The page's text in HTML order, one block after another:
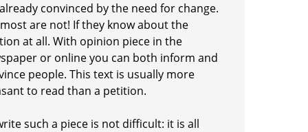
convinced by the need for change.
are not! If they know about the
at all. With opinion piece in the
or online you can both inform and
people. This text is usually more
to read than a petition.
such a piece is not difficult: it is all